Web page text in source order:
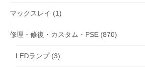
マックスレイ (1)
修理・修復・カスタム・PSE (870)
LEDランプ(3)